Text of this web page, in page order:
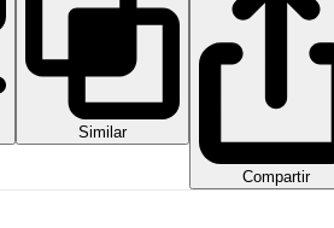
Similar
Compartir